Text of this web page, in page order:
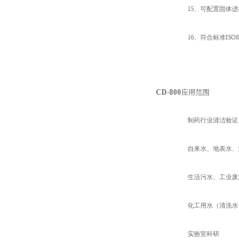
15、可配置固体
16、 符合标准
CD-800应用范围
制药行业清洁验证
自来水、地表水
生活污水、工业废
化工用水（清洗
实验室科研